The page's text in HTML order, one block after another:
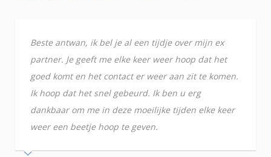
Beste antwan, ik bel je al een tijdje over mijn ex
partner. Je geeft me elke keer weer hoop dat het
goed komt en het contact er weer aan zit te komen.
Ik hoop dat het snel gebeurd. Ik ben u erg
dankbaar om me in deze moeilijke tijden elke keer
weer een beetje hoop te geven.